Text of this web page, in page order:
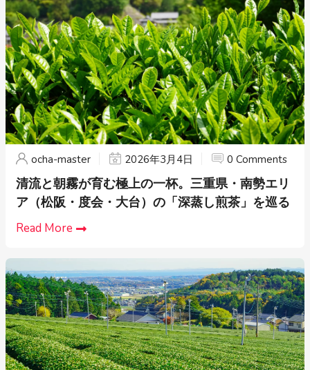
ocha-master 2026年3月4日 0 Comments
清流と朝霧が育む極上の一杯。三重県・南勢エリ
ア（松阪・度会・大台）の「深蒸し煎茶」を巡る
Read More